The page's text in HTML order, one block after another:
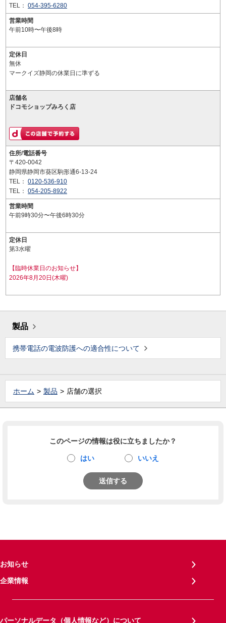
TEL： 054-395-6280
営業時間
午前10時〜午後8時
定休日
無休
マークイズ静岡の休業日に準ずる
店舗名
ドコモショップみろく店
住所/電話番号
〒420-0042
静岡県静岡市葵区駒形通6-13-24
TEL： 0120-536-910
TEL： 054-205-8922
営業時間
午前9時30分〜午後6時30分
定休日
第3水曜
【臨時休業日のお知らせ】
2026年8月20日(木曜)
製品
携帯電話の電波防護への適合性について
ホーム 製品 店舗の選択
このページの情報は役に立ちましたか？
はい いいえ
送信する
お知らせ
企業情報
パーソナルデータ（個人情報など）について